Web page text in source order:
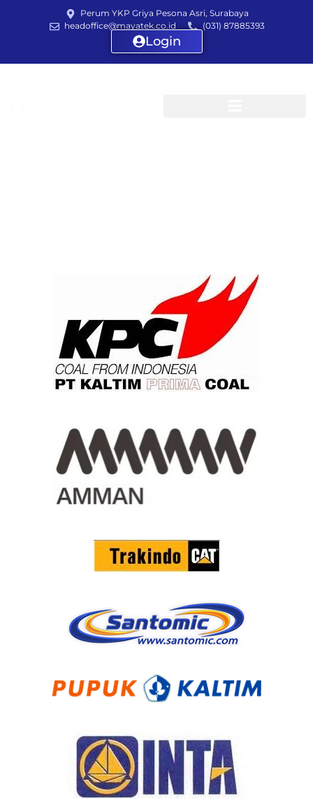
Perum YKP Griya Pesona Asri, Surabaya
headoffice@mayatek.co.id
(031) 87885393
Login